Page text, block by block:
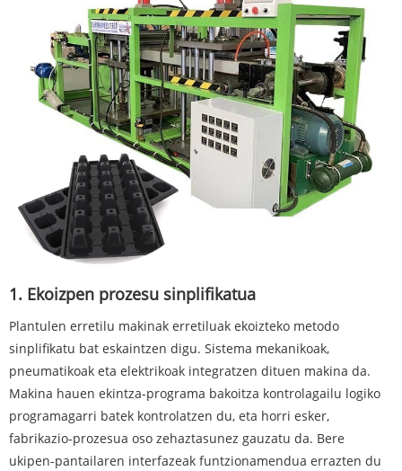
1. Ekoizpen prozesu sinplifikatua
Plantulen erretilu makinak erretiluak ekoizteko metodo
sinplifikatu bat eskaintzen digu. Sistema mekanikoak,
pneumatikoak eta elektrikoak integratzen dituen makina da.
Makina hauen ekintza-programa bakoitza kontrolagailu logiko
programagarri batek kontrolatzen du, eta horri esker,
fabrikazio-prozesua oso zehaztasunez gauzatu da. Bere
ukipen-pantailaren interfazeak funtzionamendua errazten du